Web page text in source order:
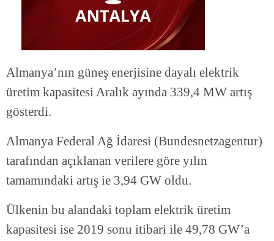
Almanya’nın güneş enerjisine dayalı elektrik
üretim kapasitesi Aralık ayında 339,4 MW artış
gösterdi.
Almanya Federal Ağ İdaresi (Bundesnetzagentur)
tarafından açıklanan verilere göre yılın
tamamındaki artış ie 3,94 GW oldu.
Ülkenin bu alandaki toplam elektrik üretim
kapasitesi ise 2019 sonu itibari ile 49,78 GW’a